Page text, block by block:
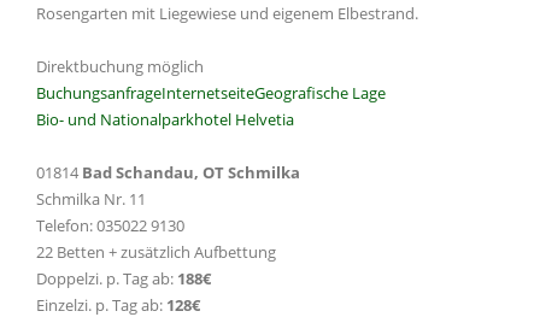
Rosengarten mit Liegewiese und eigenem Elbestrand.
Direktbuchung möglich
BuchungsanfrageInternetseiteGeografische Lage
Bio- und Nationalparkhotel Helvetia
01814 Bad Schandau, OT Schmilka
Schmilka Nr. 11
Telefon: 035022 9130
22 Betten + zusätzlich Aufbettung
Doppelzi. p. Tag ab: 188€
Einzelzi. p. Tag ab: 128€